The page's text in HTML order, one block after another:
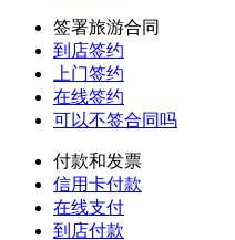
签署旅游合同
到店签约
上门签约
在线签约
可以不签合同吗
付款和发票
信用卡付款
在线支付
到店付款